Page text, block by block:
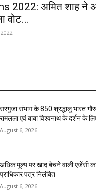
2022: अमित शाह ने
वोट…
सरगुजा संभाग के 850 श्रद्धालु भारत
रामलला एवं बाबा विश्वनाथ के दर्शन के
August 6, 2026
अधिक मूल्य पर खाद बेचने वाली एजेंसी
प्राधिकार पत्र निलंबित
August 6, 2026